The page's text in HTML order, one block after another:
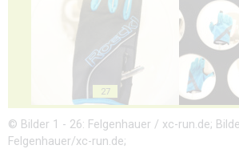
27
© Bilder 1 - 26: Felgenhauer / xc-run.de;
Felgenhauer/xc-run.de;